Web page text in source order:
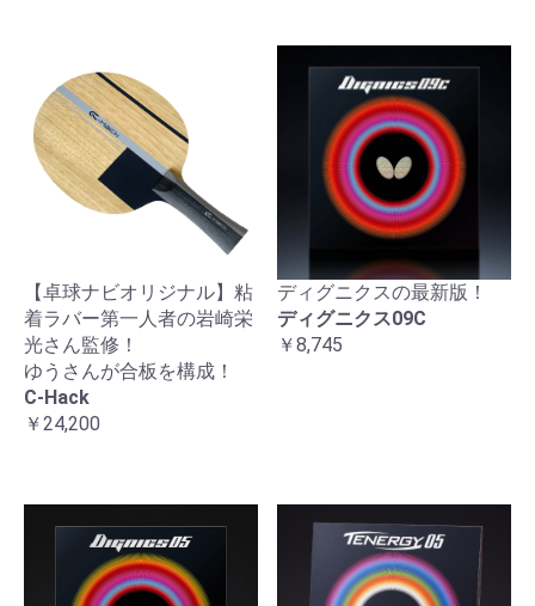
【卓球ナビオリジナル】粘
着ラバー第一人者の岩崎栄
光さん監修！
ゆうさんが合板を構成！
C-Hack
￥24,200
ディグニクスの最新版！
ディグニクス09C
￥8,745